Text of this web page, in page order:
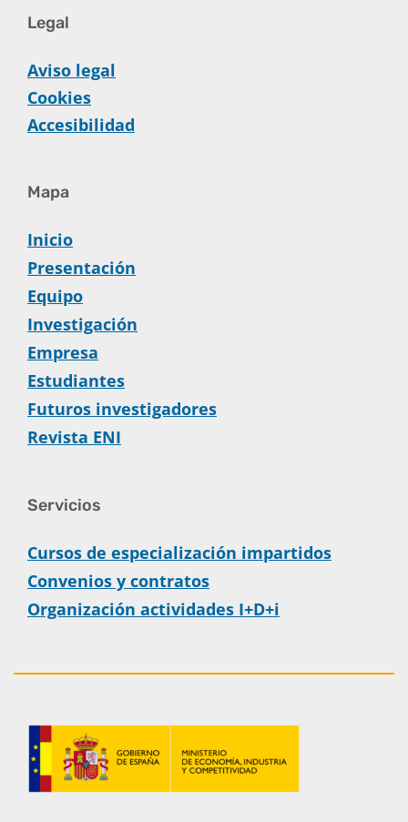
Legal
Aviso legal
Cookies
Accesibilidad
Mapa
Inicio
Presentación
Equipo
Investigación
Empresa
Estudiantes
Futuros investigadores
Revista ENI
Servicios
Cursos de especialización impartidos
Convenios y contratos
Organización actividades I+D+i